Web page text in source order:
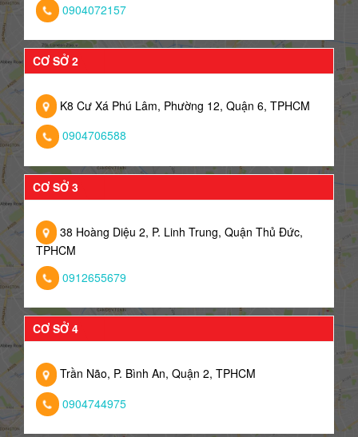
0904072157
CƠ SỞ 2
K8 Cư Xá Phú Lâm, Phường 12, Quận 6, TPHCM
0904706588
CƠ SỞ 3
38 Hoàng Diệu 2, P. Linh Trung, Quận Thủ Đức,
TPHCM
0912655679
CƠ SỞ 4
Trần Não, P. Bình An, Quận 2, TPHCM
0904744975